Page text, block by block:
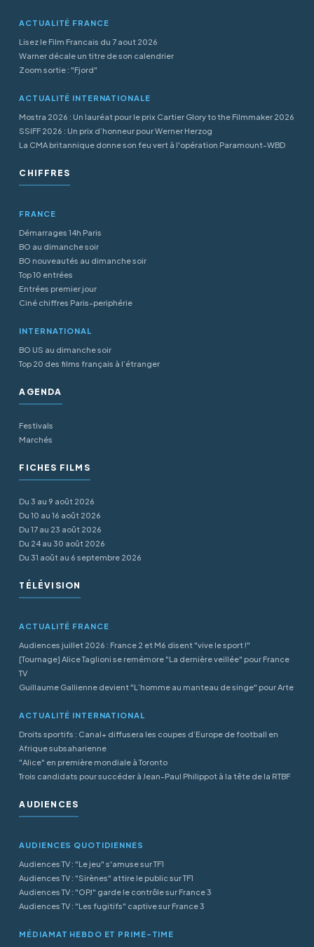
ACTUALITÉ FRANCE
Lisez le Film Francais du 7 aout 2026
Warner décale un titre de son calendrier
Zoom sortie : "Fjord"
ACTUALITÉ INTERNATIONALE
Mostra 2026 : Un lauréat pour le prix Cartier Glory to the Filmmaker 2026
SSIFF 2026 : Un prix d’honneur pour Werner Herzog
La CMA britannique donne son feu vert à l'opération Paramount-WBD
CHIFFRES
FRANCE
Démarrages 14h Paris
BO au dimanche soir
BO nouveautés au dimanche soir
Top 10 entrées
Entrées premier jour
Ciné chiffres Paris-periphérie
INTERNATIONAL
BO US au dimanche soir
Top 20 des films français à l’étranger
AGENDA
Festivals
Marchés
FICHES FILMS
Du 3 au 9 août 2026
Du 10 au 16 août 2026
Du 17 au 23 août 2026
Du 24 au 30 août 2026
Du 31 août au 6 septembre 2026
TÉLÉVISION
ACTUALITÉ FRANCE
Audiences juillet 2026 : France 2 et M6 disent "vive le sport !"
[Tournage] Alice Taglioni se remémore "La dernière veillée" pour France
TV
Guillaume Gallienne devient "L’homme au manteau de singe" pour Arte
ACTUALITÉ INTERNATIONAL
Droits sportifs : Canal+ diffusera les coupes d’Europe de football en
Afrique subsaharienne
"Alice" en première mondiale à Toronto
Trois candidats pour succéder à Jean-Paul Philippot à la tête de la RTBF
AUDIENCES
AUDIENCES QUOTIDIENNES
Audiences TV : "Le jeu" s'amuse sur TF1
Audiences TV : "Sirènes" attire le public sur TF1
Audiences TV : "OPJ" garde le contrôle sur France 3
Audiences TV : "Les fugitifs" captive sur France 3
MÉDIAMAT HEBDO ET PRIME-TIME